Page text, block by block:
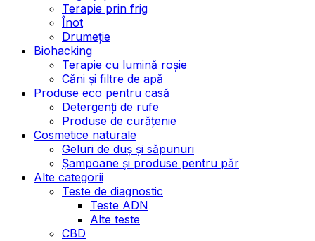
Terapie prin frig
Înot
Drumeție
Biohacking
Terapie cu lumină roșie
Căni și filtre de apă
Produse eco pentru casă
Detergenți de rufe
Produse de curățenie
Cosmetice naturale
Geluri de duș și săpunuri
Șampoane și produse pentru păr
Alte categorii
Teste de diagnostic
Teste ADN
Alte teste
CBD